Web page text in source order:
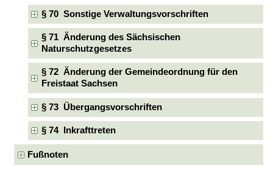
§ 70 Sonstige Verwaltungsvorschriften
§ 71 Änderung des Sächsischen
Naturschutzgesetzes
§ 72 Änderung der Gemeindeordnung für den
Freistaat Sachsen
§ 73 Übergangsvorschriften
§ 74 Inkrafttreten
Fußnoten